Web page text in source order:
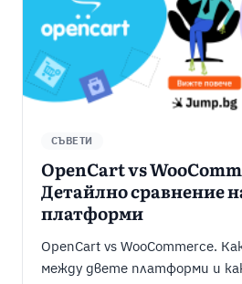
СЪВЕТИ
OpenCart vs
Детайлно сравнение
платформи
OpenCart vs WooCommerce.
между двете платформи и